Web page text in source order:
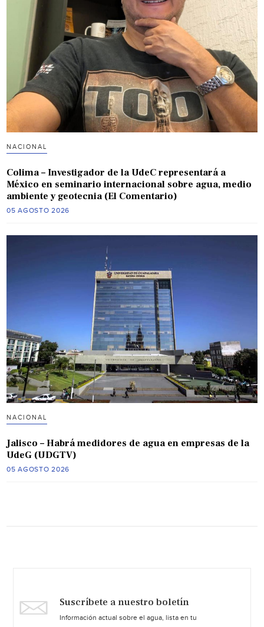
NACIONAL
Colima – Investigador de la UdeC representará a
México en seminario internacional sobre agua, medio
ambiente y geotecnia (El Comentario)
05 AGOSTO 2026
NACIONAL
Jalisco – Habrá medidores de agua en empresas de la
UdeG (UDGTV)
05 AGOSTO 2026
Suscríbete a nuestro boletín
Información actual sobre el agua, lista en tu